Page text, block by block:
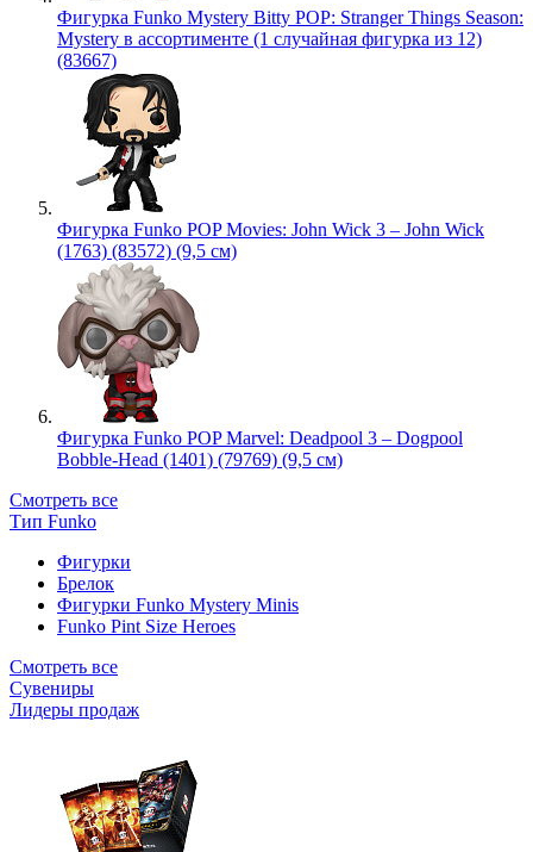
Фигурка Funko Mystery Bitty POP: Stranger Things Season:
Mystery в ассортименте (1 случайная фигурка из 12)
(83667)
Фигурка Funko POP Movies: John Wick 3 – John Wick
(1763) (83572) (9,5 см)
Фигурка Funko POP Marvel: Deadpool 3 – Dogpool
Bobble-Head (1401) (79769) (9,5 см)
Смотреть все
Тип Funko
Фигурки
Брелок
Фигурки Funko Mystery Minis
Funko Pint Size Heroes
Смотреть все
Сувениры
Лидеры продаж